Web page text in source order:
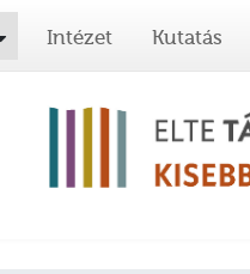
Intézet Kutatás